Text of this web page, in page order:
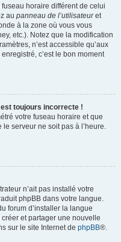
fuseau horaire différent de celui
au panneau de l’utilisateuret
à la zone où vous vous
etc.). Notez que la modification
n’est accessible qu’aux
c’est le bon moment
est toujours incorrecte !
votre fuseau horaire et que
le serveur ne soit pas à l’heure.
n’ait pas installé votre
phpBB dans votre langue.
forum d’installer la langue
créer et partager une nouvelle
sur le site Internet de phpBB®.